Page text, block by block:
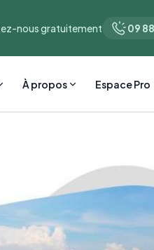
nous gratuitement 09
À propos Espace Pro